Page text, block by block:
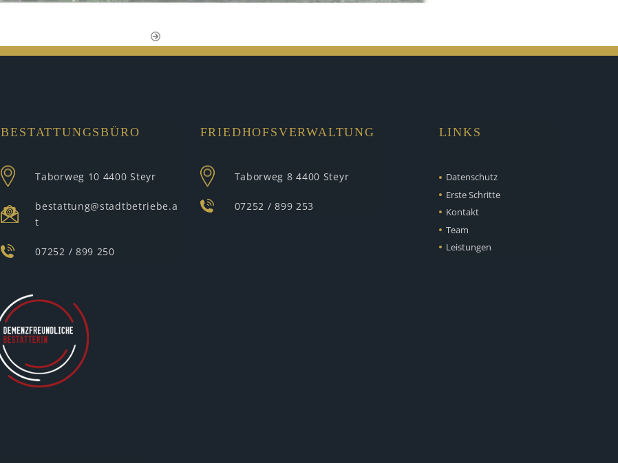
BESTATTUNGSBÜRO
Taborweg 10 4400 Steyr
bestattung@stadtbetriebe.a
t
07252 / 899 250
FRIEDHOFSVERWALTUNG
Taborweg 8 4400 Steyr
07252 / 899 253
LINKS
Datenschutz
Erste Schritte
Kontakt
Team
Leistungen